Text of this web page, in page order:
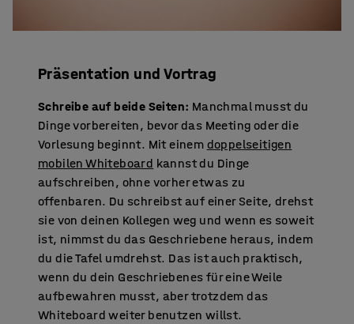
Präsentation und Vortrag
Schreibe auf beide Seiten: Manchmal musst du
Dinge vorbereiten, bevor das Meeting oder die
Vorlesung beginnt. Mit einem doppelseitigen
mobilen Whiteboard kannst du Dinge
aufschreiben, ohne vorher etwas zu
offenbaren. Du schreibst auf einer Seite, drehst
sie von deinen Kollegen weg und wenn es soweit
ist, nimmst du das Geschriebene heraus, indem
du die Tafel umdrehst. Das ist auch praktisch,
wenn du dein Geschriebenes für eine Weile
aufbewahren musst, aber trotzdem das
Whiteboard weiter benutzen willst.